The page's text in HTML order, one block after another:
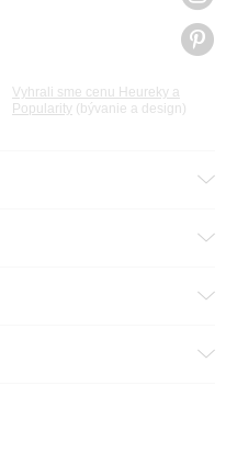
Vyhrali sme cenu Heureky a
Popularity (bývanie a design)